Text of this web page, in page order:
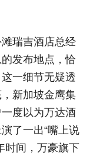
瑞吉酒店总经
发布地点，恰
一细节无疑透
新加坡金鹰集
度以为万达酒
了一出“嘴上说
时间，万豪旗下